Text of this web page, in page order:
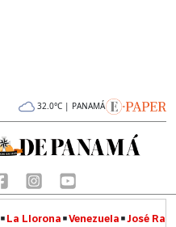
32.0°C | PANAMÁ
La Llorona Venezuela José